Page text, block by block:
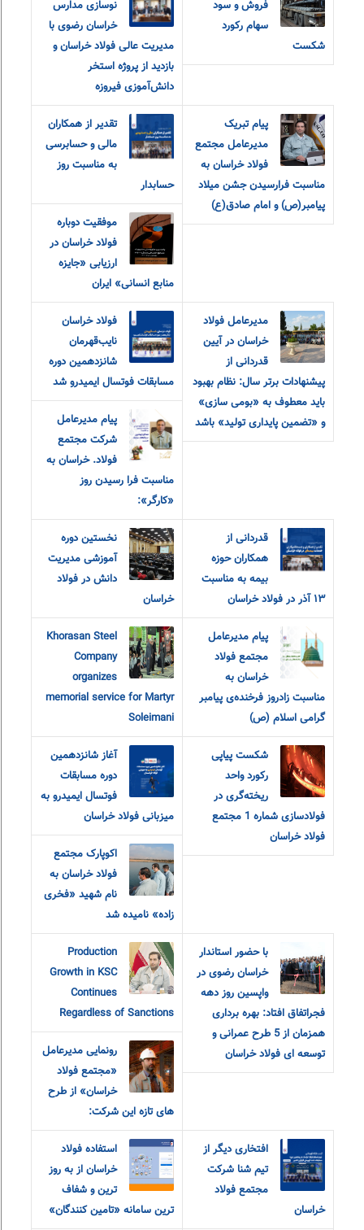
فروش و سود
سهام رکورد
شکست
نوسازی مدارس
خراسان رضوی با
مدیریت عالی فولاد خراسان و
بازدید از پروژه استخر
دانش‌آموزی فیروزه
پیام تبریک
مدیرعامل مجتمع
فولاد خراسان به
مناسبت فرارسیدن جشن میلاد
پیامبر(ص) و امام صادق(ع)
تقدیر از همکاران
مالی و حسابرسی
به مناسبت روز
حسابدار
موفقیت دوباره
فولاد خراسان در
ارزیابی «جایزه
منابع انسانی» ایران
مدیرعامل فولاد
خراسان در آیین
قدردانی از
پیشنهادات برتر سال: نظام بهبود
باید معطوف به «بومی سازی»
و «تضمین پایداری تولید» باشد
فولاد خراسان
نایب‌قهرمان
شانزدهمین دوره
مسابقات فوتسال ایمیدرو شد
پیام مدیرعامل
شرکت مجتمع
فولاد. خراسان به
مناسبت فرا رسیدن روز
«کارگر»:
قدردانی از
همکاران حوزه
بیمه به مناسبت
۱۳ آذر در فولاد خراسان
نخستین دوره
آموزشی مدیریت
دانش در فولاد
خراسان
پیام مدیرعامل
مجتمع فولاد
خراسان به
مناسبت زادروز فرخنده‌ی پیامبر
گرامی اسلام (ص)
Khorasan Steel
Company
organizes
memorial service for Martyr
Soleimani
شکست پیاپی
رکورد واحد
ریخته‌گری در
فولادسازی شماره 1 مجتمع
فولاد خراسان
آغاز شانزدهمین
دوره مسابقات
فوتسال ایمیدرو به
میزبانی فولاد خراسان
اکوپارک مجتمع
فولاد خراسان به
نام شهید «فخری
زاده» نامیده شد
با حضور استاندار
خراسان رضوی در
واپسین روز دهه
فجراتفاق افتاد: بهره برداری
همزمان از 5 طرح عمرانی و
توسعه ای فولاد خراسان
Production
Growth in KSC
Continues
Regardless of Sanctions
رونمایی مدیرعامل
«مجتمع فولاد
خراسان» از طرح
های تازه این شرکت:
افتخاری دیگر از
تیم شنا شرکت
مجتمع فولاد
خراسان
استفاده فولاد
خراسان از به روز
ترین و شفاف
ترین سامانه «تامین کنندگان»